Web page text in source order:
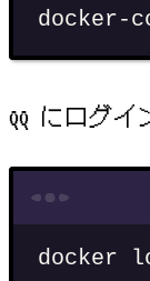
docker-
QQ にログイ
docker